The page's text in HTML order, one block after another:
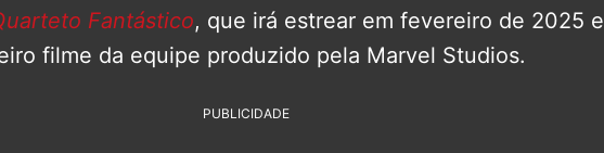
Fantástico, que irá estrear em fevereiro de 2025 e
filme da equipe produzido pela Marvel Studios.
PUBLICIDADE